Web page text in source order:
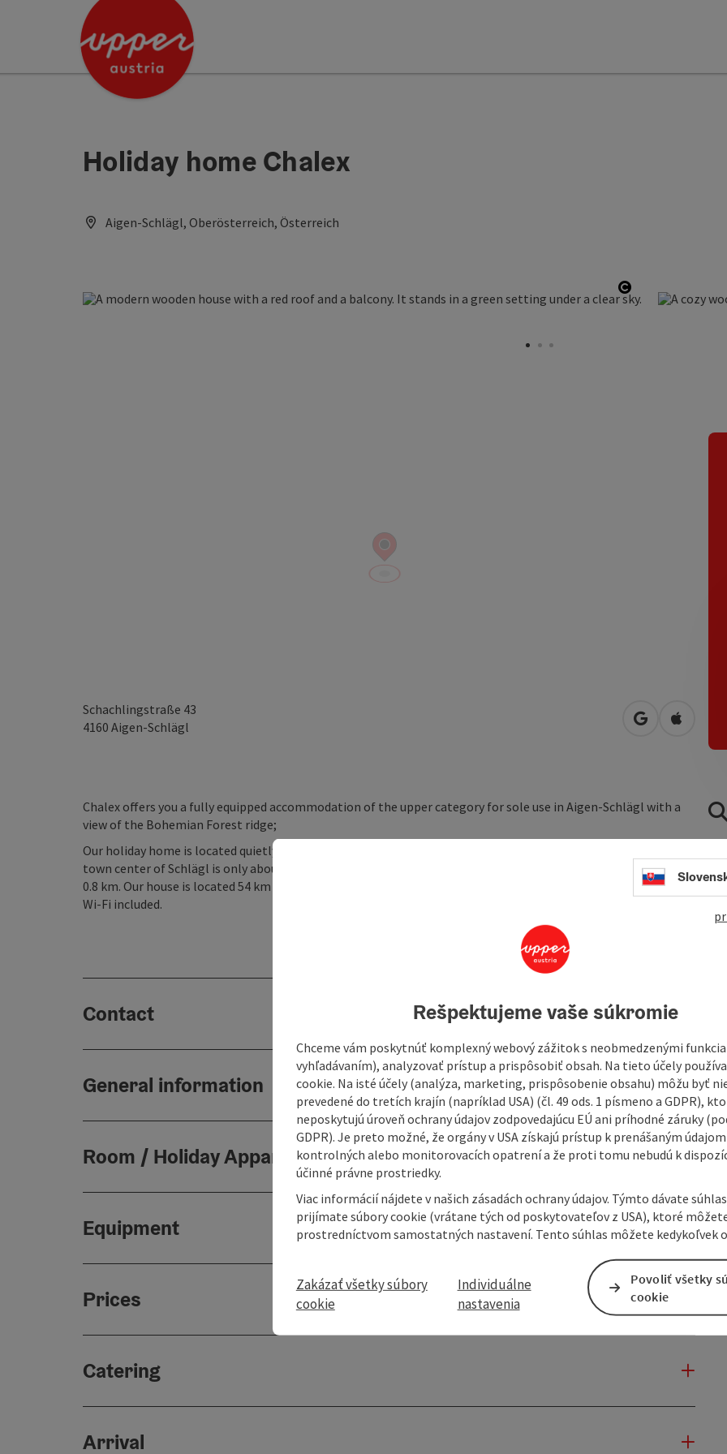
Accesskey
Accesskey
Holiday home Chalex
Aigen-Schlägl, Oberösterreich, Österreich
Open
Schachlingstraße 43
4160 Aigen-Schlägl open inOpen in
Chalex offers you a fully equipped accommodation of the upper category for sole use in Aigen-Schlägl with a
view of the Bohemian Forest ridge;
Our holiday home is located quietly on a hill opposite the town of Aigen and the monastery of Schlägl. The
town center of Schlägl is only about 1 km away. A nearby shopping option is available at a Spar market after
0.8 km. Our house is located 54 km from Linz. A double garage and parking spaces are available free of charge.
Wi-Fi included.
Contact
General information
Room / Holiday Appartement
Equipment
Prices
Catering
Arrival
Rešpektujeme vaše súkromie
Chceme vám poskytnúť komplexný webový zážitok s neobmedzenými
vyhľadávaním), analyzovať prístup a prispôsobiť obsah. Na tieto účely
cookie. Na isté účely (analýza, marketing, prispôsobenie obsahu) môžu byť
prevedené do tretích krajín (napríklad USA) (čl. 49 ods. 1 písmeno a GDPR),
neposkytujú úroveň ochrany údajov zodpovedajúcu EÚ ani príhodné záruky
GDPR). Je preto možné, že orgány v USA získajú prístup k prenášaným
kontrolných alebo monitorovacích opatrení a že proti tomu nebudú k
účinné právne prostriedky.
Viac informácií nájdete v našich zásadách ochrany údajov. Týmto dávate
prijímate súbory cookie (vrátane tých od poskytovateľov z USA), ktoré
prostredníctvom samostatných nastavení. Tento súhlas môžete kedykoľvek
Zakázať všetky súbory
cookie
Individuálne
nastavenia
Povoliť všetky
cookie